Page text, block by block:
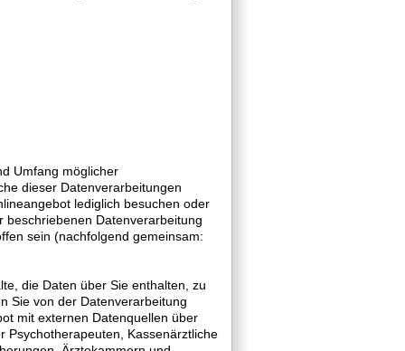
Umfang möglicher
dieser Datenverarbeitungen
lediglich besuchen oder
Datenverarbeitung
sein (nachfolgend gemeinsam:
die Daten über Sie enthalten, zu
Sie von der Datenverarbeitung
mit externen Datenquellen über
Psychotherapeuten, Kassenärztliche